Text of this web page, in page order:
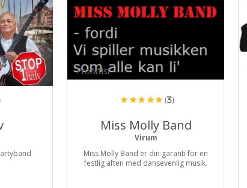
ProArtist
(3)
Miss Molly Band
Virum
Miss Molly Band er din garanti for en
festlig aften med dansevenlig musik.